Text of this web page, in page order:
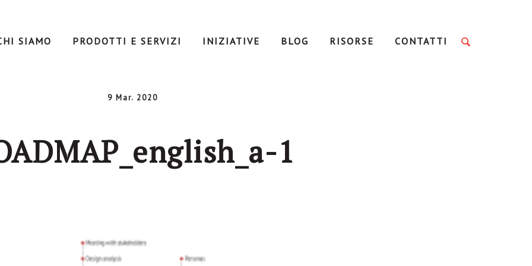
SIAMO PRODOTTI E SERVIZI INIZIATIVE BLOG RISORSE CONTATTI
9 Mar. 2020
1